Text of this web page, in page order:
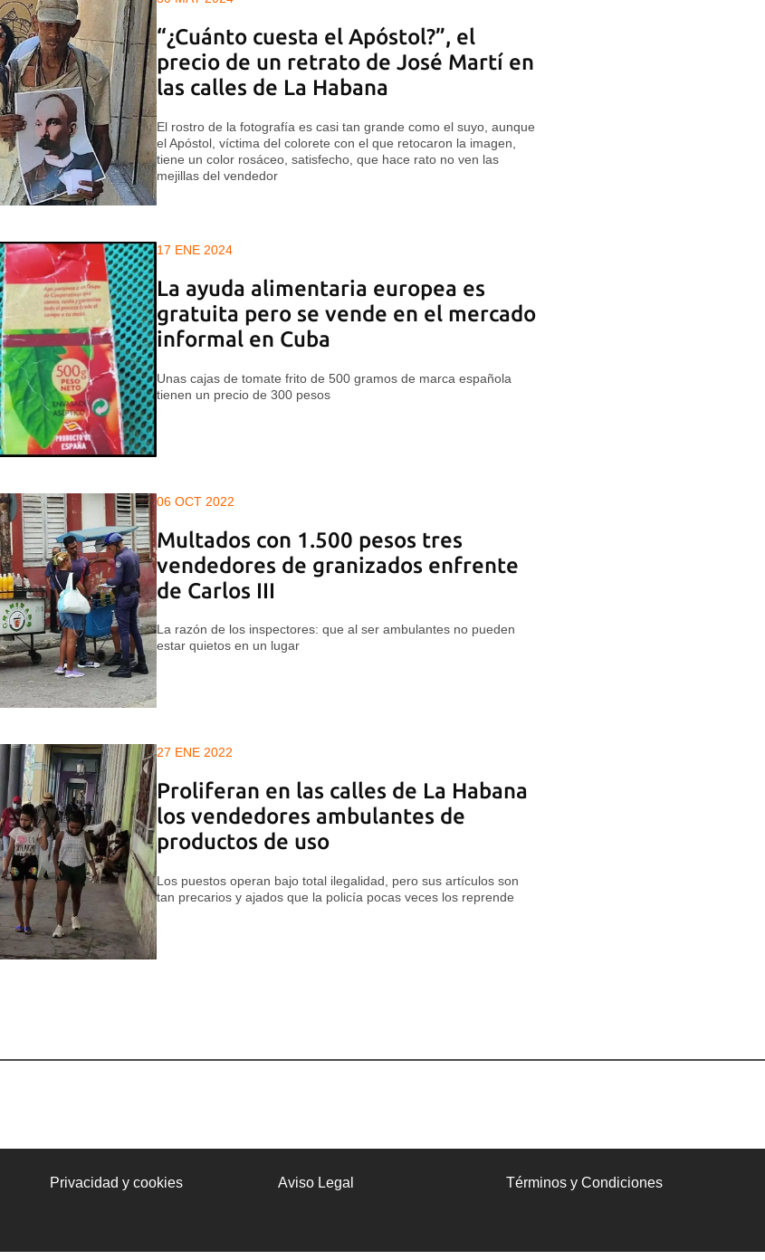
“¿Cuánto cuesta el Apóstol?”, el
precio de un retrato de José Martí en
las calles de La Habana
El rostro de la fotografía es casi tan grande como el suyo, aunque
el Apóstol, víctima del colorete con el que retocaron la imagen,
tiene un color rosáceo, satisfecho, que hace rato no ven las
mejillas del vendedor
17 ENE 2024
La ayuda alimentaria europea es
gratuita pero se vende en el mercado
informal en Cuba
Unas cajas de tomate frito de 500 gramos de marca española
tienen un precio de 300 pesos
06 OCT 2022
Multados con 1.500 pesos tres
vendedores de granizados enfrente
de Carlos III
La razón de los inspectores: que al ser ambulantes no pueden
estar quietos en un lugar
27 ENE 2022
Proliferan en las calles de La Habana
los vendedores ambulantes de
productos de uso
Los puestos operan bajo total ilegalidad, pero sus artículos son
tan precarios y ajados que la policía pocas veces los reprende
Privacidad y cookies Aviso Legal Términos y Condiciones